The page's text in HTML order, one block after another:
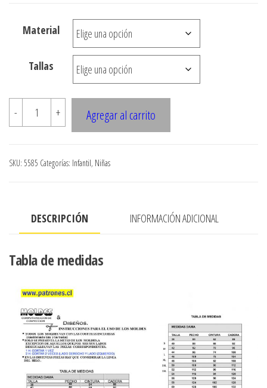
desde
$3.000
hasta
$7.900
Material
Tallas
-
5585
BLAZER
DE
cantidad
+ Agregar al carrito
SKU: 5585 Categorías: Infantil, Niñas
DESCRIPCIÓN INFORMACIÓN ADICIONAL
Tabla de medidas